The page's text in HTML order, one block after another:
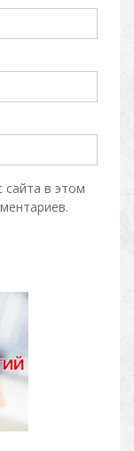
сайта в этом